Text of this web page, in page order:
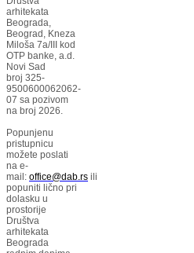
arhitekata
Beograda,
Beograd, Kneza
Miloša 7a/III kod
OTP banke, a.d.
Novi Sad
broj 325-
9500600062062-
07 sa pozivom
na broj 2026.
Popunjenu
pristupnicu
možete poslati
na e-
mail: office@dab.rs ili
popuniti lično pri
dolasku u
prostorije
Društva
arhitekata
Beograda